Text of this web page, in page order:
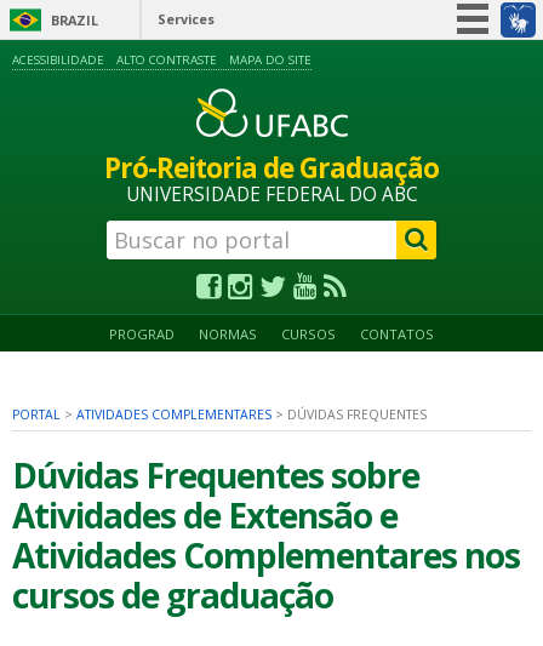
BRAZIL Services
Information access
Legislation
ACESSIBILIDADE ALTO CONTRASTE MAPA DO SITE
Pró-Reitoria de Graduação
UNIVERSIDADE FEDERAL DO ABC
PROGRAD NORMAS CURSOS CONTATOS
PORTAL > ATIVIDADES COMPLEMENTARES > DÚVIDAS FREQUENTES
Dúvidas Frequentes sobre
Atividades de Extensão e
Atividades Complementares nos
cursos de graduação